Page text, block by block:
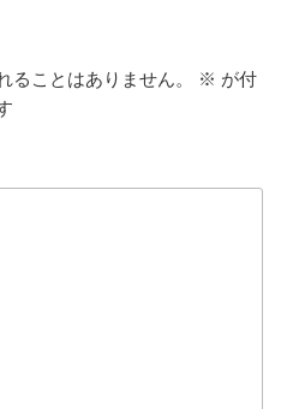
ることはありません。 ※ が付